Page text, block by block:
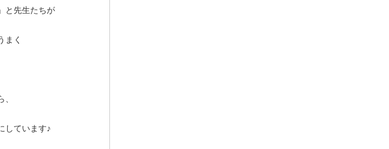
と先生たちが
まく
しています♪